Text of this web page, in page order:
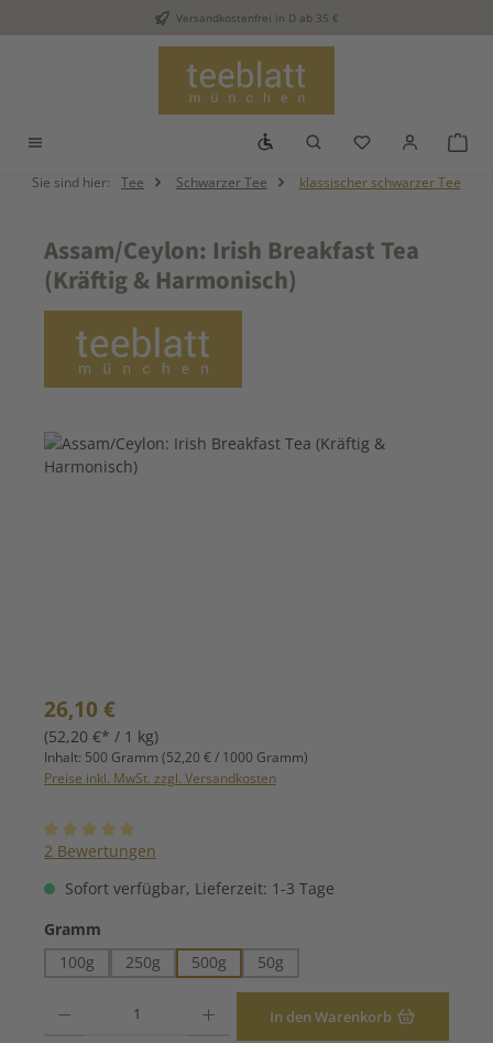
Zum Hauptinhalt springenVersandkostenfrei in D ab 35 €
Werkzeugleiste anzeigen
Du hast 0
Sie sind hier: Tee Schwarzer Tee klassischer schwarzer Tee
Assam/Ceylon: Irish Breakfast Tea
(Kräftig & Harmonisch)
Bildergalerie überspringen
Regulärer Preis:
26,10 €
(52,20 €* / 1 kg)
Inhalt: 500 Gramm (52,20 € / 1000 Gramm)
Preise inkl. MwSt. zzgl. Versandkosten
Durchschnittliche Bewertung von 5 von 5 Sternen
2 Bewertungen
Sofort verfügbar, Lieferzeit: 1-3 Tage
Gramm
100g
250g 500g 50g
In den Warenkorb